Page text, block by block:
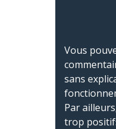
Vous
sans
Par
trop